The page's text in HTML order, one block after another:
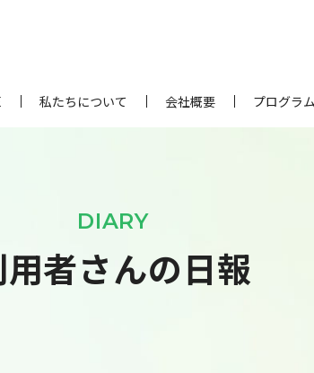
私たちについて 会社概要 プログラ
DIARY
者さんの日報